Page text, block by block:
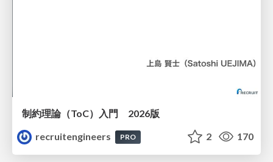
制約理論（ToC）入門 2026版
recruitengineers
PRO 2 170